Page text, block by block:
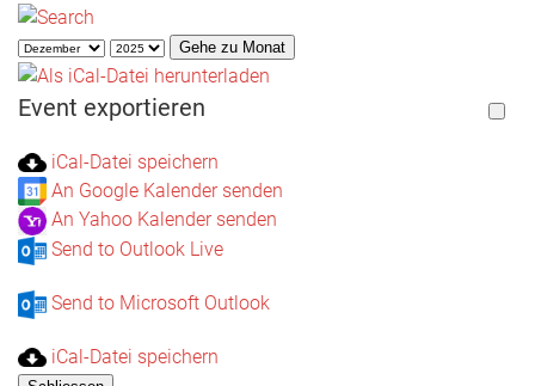
Gehe zu Monat
Event exportieren
iCal-Datei speichern
An Google Kalender senden
An Yahoo Kalender senden
Send to Outlook Live
Send to Microsoft Outlook
iCal-Datei speichern